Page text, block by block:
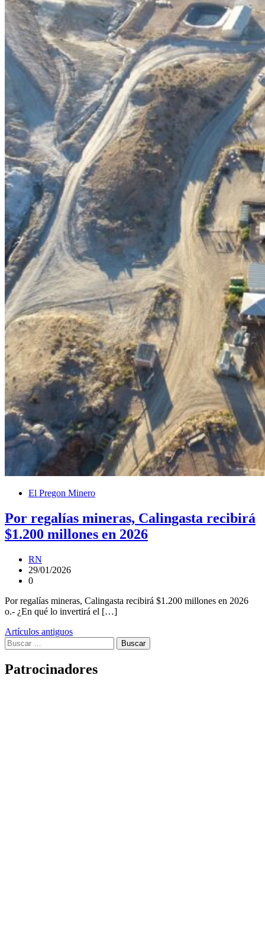
El Pregon Minero
Por regalías mineras, Calingasta recibirá
$1.200 millones en 2026
RN
29/01/2026
0
Por regalías mineras, Calingasta recibirá $1.200 millones en 2026
o.- ¿En qué lo invertirá el […]
Navegación
de
entradas
Artículos antiguos
Buscar:
Patrocinadores